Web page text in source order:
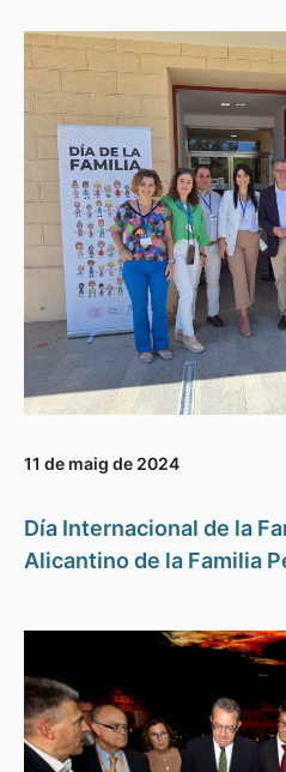
11 de maig de 2024
Día Internacional de la
Alicantino de la Familia